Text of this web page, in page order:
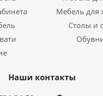
Мебель для
Столы и
Наши контакты